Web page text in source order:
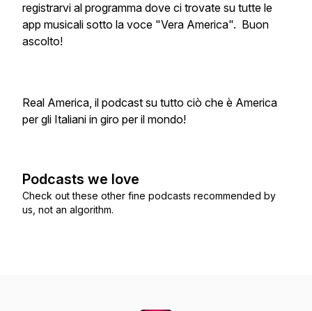
registrarvi al programma dove ci trovate su tutte le
app musicali sotto la voce "Vera America". Buon
ascolto!
Real America, il podcast su tutto ciò che è America
per gli Italiani in giro per il mondo!
Podcasts we love
Check out these other fine podcasts recommended by
us, not an algorithm.